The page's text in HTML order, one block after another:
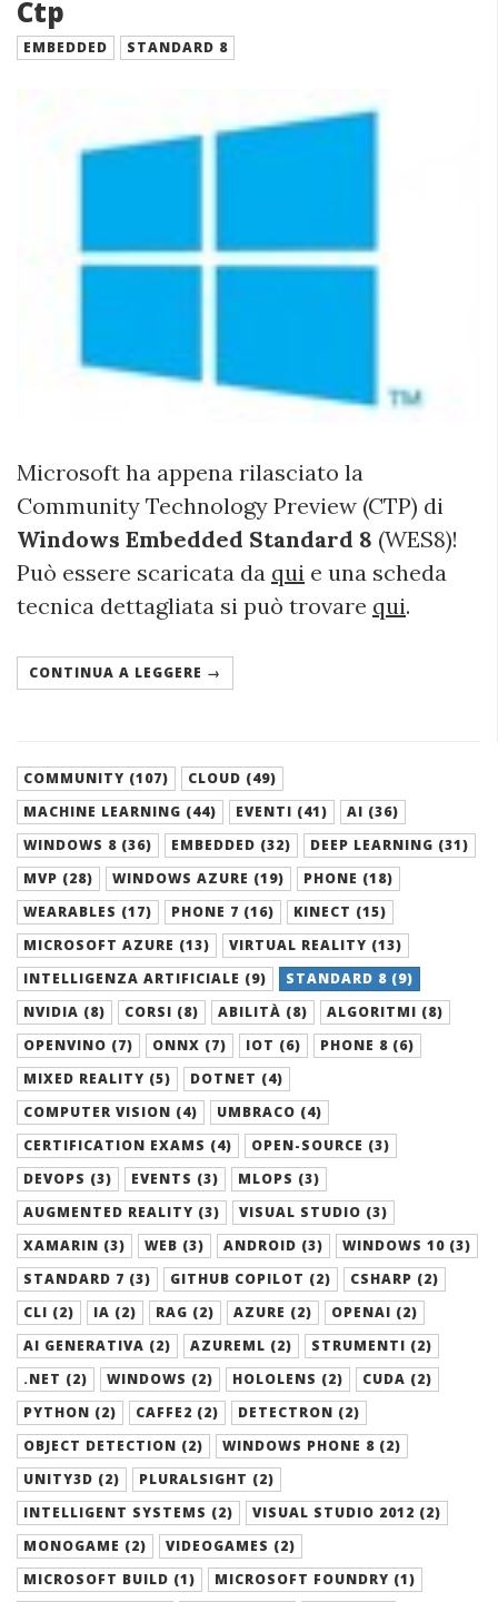
Ctp
EMBEDDED STANDARD 8
Microsoft ha appena rilasciato la
Community Technology Preview (CTP) di
Windows Embedded Standard 8 (WES8)!
Può essere scaricata da qui e una scheda
tecnica dettagliata si può trovare qui.
CONTINUA A LEGGERE →
COMMUNITY (107)
CLOUD (49)
MACHINE LEARNING (44)
EVENTI (41)
AI (36)
WINDOWS 8 (36)
EMBEDDED (32)
DEEP LEARNING (31)
MVP (28)
WINDOWS AZURE (19)
PHONE (18)
WEARABLES (17)
PHONE 7 (16)
KINECT (15)
MICROSOFT AZURE (13)
VIRTUAL REALITY (13)
INTELLIGENZA ARTIFICIALE (9)
STANDARD 8 (9)
NVIDIA (8)
CORSI (8) ABILITÀ (8)
ALGORITMI (8)
OPENVINO (7)
ONNX (7) IOT (6)
PHONE 8 (6)
MIXED REALITY (5)
DOTNET (4)
COMPUTER VISION (4)
UMBRACO (4)
CERTIFICATION EXAMS (4)
OPEN-SOURCE (3)
DEVOPS (3)
EVENTS (3)
MLOPS (3)
AUGMENTED REALITY (3)
VISUAL STUDIO (3)
XAMARIN (3)
WEB (3) ANDROID (3)
WINDOWS 10 (3)
STANDARD 7 (3)
GITHUB COPILOT (2)
CSHARP (2)
CLI (2)
IA (2) RAG (2) AZURE (2)
OPENAI (2)
AI GENERATIVA (2)
AZUREML (2)
STRUMENTI (2)
.NET (2)
WINDOWS (2) HOLOLENS (2)
CUDA (2)
PYTHON (2)
CAFFE2 (2)
DETECTRON (2)
OBJECT DETECTION (2)
WINDOWS PHONE 8 (2)
UNITY3D (2)
PLURALSIGHT (2)
INTELLIGENT SYSTEMS (2)
VISUAL STUDIO 2012 (2)
MONOGAME (2)
VIDEOGAMES (2)
MICROSOFT BUILD (1)
MICROSOFT FOUNDRY (1)